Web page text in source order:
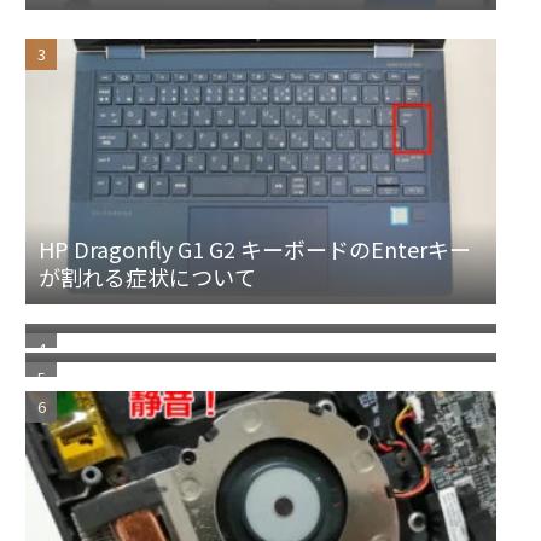
HP Dragonfly G1 G2 キーボードのEnterキー
が割れる症状について
ノートパソコン パンタグラフの取付方／修理
方法
PDFファイルを開いた時に常に手のひら（ド
ラッグツール）の状態にしておきたい